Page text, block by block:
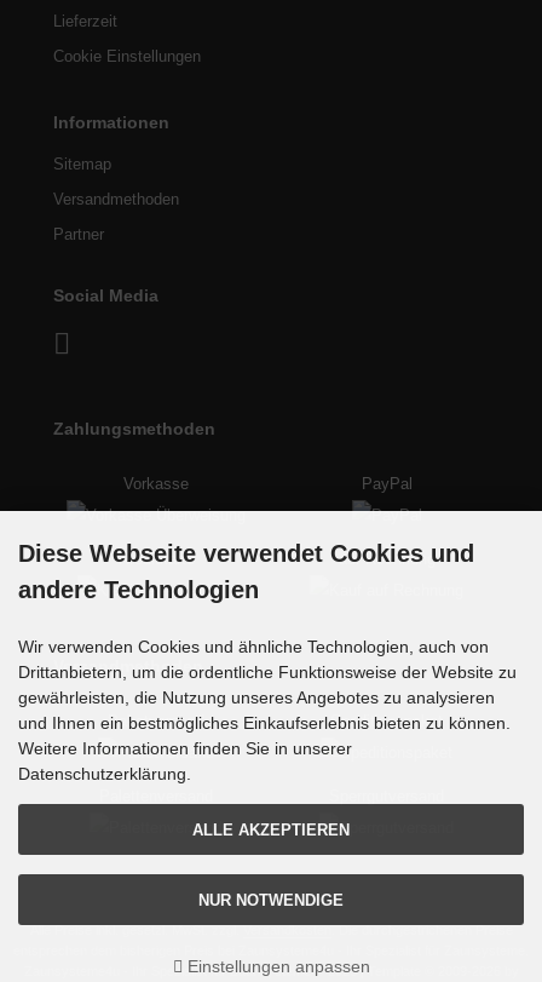
Lieferzeit
Cookie Einstellungen
Informationen
Sitemap
Versandmethoden
Partner
Social Media
Zahlungsmethoden
Vorkasse PayPal
Kreditkarte auf Rechnung
Versandmethoden
Paketversand Speditionspaket
Alle Preise inkl. gesetzl. MwSt. zzgl.Versandkosten. Die durchgestrichenen Preise
Zaunsysteme4u - Ihr Spezialist für Zaunsysteme © 2026 | Template © 2009-2026 by
Diese Webseite verwendet Cookies und
andere Technologien
Wir verwenden Cookies und ähnliche Technologien, auch von
Drittanbietern, um die ordentliche Funktionsweise der Website zu
gewährleisten, die Nutzung unseres Angebotes zu analysieren
und Ihnen ein bestmögliches Einkaufserlebnis bieten zu können.
Weitere Informationen finden Sie in unserer
Datenschutzerklärung.
ALLE AKZEPTIEREN
NUR NOTWENDIGE
Einstellungen anpassen